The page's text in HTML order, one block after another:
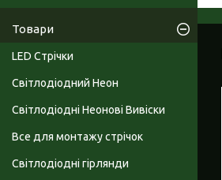
Товари
LED Стрічки
Світлодіодний Неон
Світлодіодні Неонові Вивіски
Все для монтажу стрічок
Світлодіодні гірлянди